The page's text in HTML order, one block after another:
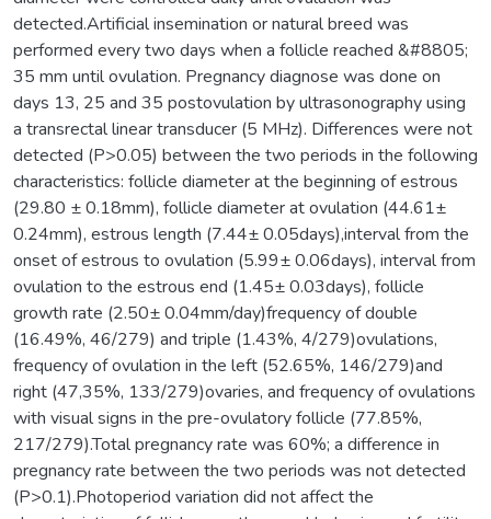
detected.Artificial insemination or natural breed was
performed every two days when a follicle reached &#8805;
35 mm until ovulation. Pregnancy diagnose was done on
days 13, 25 and 35 postovulation by ultrasonography using
a transrectal linear transducer (5 MHz). Differences were not
detected (P>0.05) between the two periods in the following
characteristics: follicle diameter at the beginning of estrous
(29.80 ± 0.18mm), follicle diameter at ovulation (44.61±
0.24mm), estrous length (7.44± 0.05days),interval from the
onset of estrous to ovulation (5.99± 0.06days), interval from
ovulation to the estrous end (1.45± 0.03days), follicle
growth rate (2.50± 0.04mm/day)frequency of double
(16.49%, 46/279) and triple (1.43%, 4/279)ovulations,
frequency of ovulation in the left (52.65%, 146/279)and
right (47,35%, 133/279)ovaries, and frequency of ovulations
with visual signs in the pre-ovulatory follicle (77.85%,
217/279).Total pregnancy rate was 60%; a difference in
pregnancy rate between the two periods was not detected
(P>0.1).Photoperiod variation did not affect the